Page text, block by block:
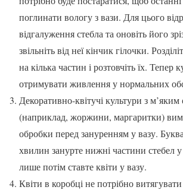
поглинати вологу з вази. Для цього
відгалуження стебла та оновіть його
звільніть від неї кінчик гілочки.
на кілька частин і розтовчіть їх. Тепер
отримувати живлення у нормальних
Декоративно-квітучі культури з
(наприклад, жоржини, маргаритки)
обробки перед зануренням у вазу.
хвилин занурте нижні частини стебел у
лише потім ставте квіти у вазу.
Квіти в коробці не потрібно